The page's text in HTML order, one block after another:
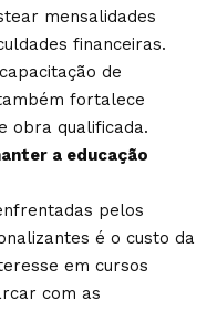
mensalidades
financeiras.
de
fortalece
obra qualificada.
a educação
pelos
é o custo da
em cursos
com as